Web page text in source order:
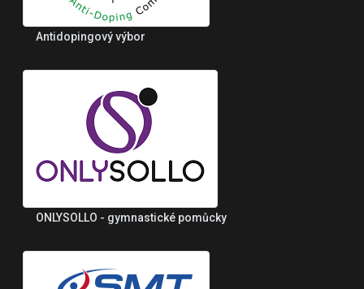
Antidopingový výbor
ONLYSOLLO - gymnastické pomůcky